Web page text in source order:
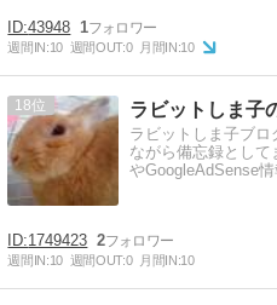
43948 1
週間IN:10 週間OUT:0 月間IN:10
18 ラビットしま子
ラビットしま子ブロ
ながら備忘録とし
やGoogleAdSense情
1749423 2
週間IN:10 週間OUT:0 月間IN:10